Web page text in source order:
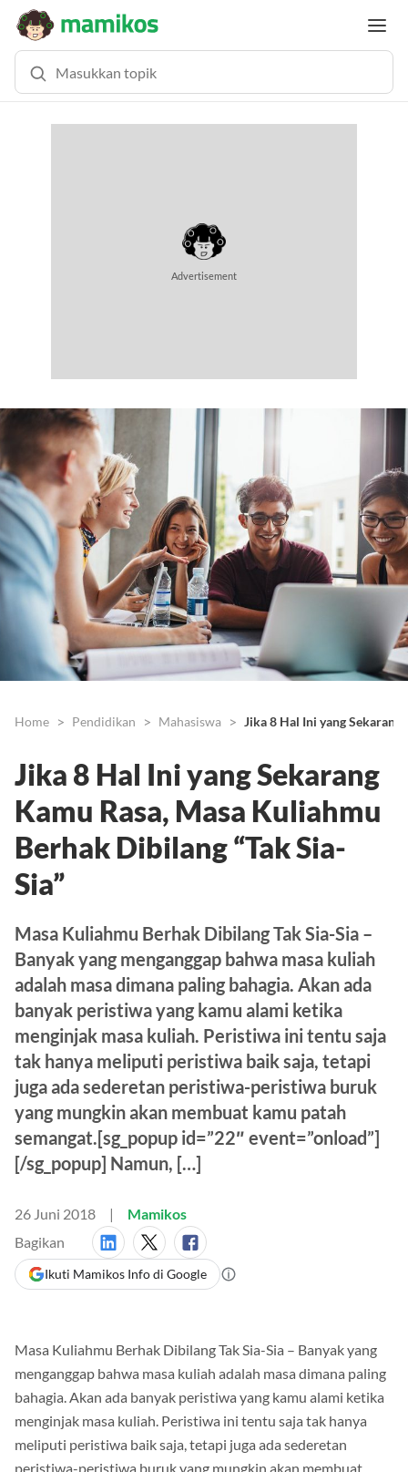
Jika 8 Hal Ini yang Sekarang
Kamu Rasa, Masa Kuliahmu
Berhak Dibilang “Tak Sia-
Sia”
Masa Kuliahmu Berhak Dibilang Tak Sia-Sia –
Banyak yang menganggap bahwa masa kuliah
adalah masa dimana paling bahagia. Akan ada
banyak peristiwa yang kamu alami ketika
menginjak masa kuliah. Peristiwa ini tentu saja
tak hanya meliputi peristiwa baik saja, tetapi
juga ada sederetan peristiwa-peristiwa buruk
yang mungkin akan membuat kamu patah
semangat.[sg_popup id=”22″ event=”onload”]
[/sg_popup] Namun, […]
26 Juni 2018
Mamikos
Bagikan
Ikuti Mamikos Info di Google
Masa Kuliahmu Berhak Dibilang Tak Sia-Sia – Banyak yang
menganggap bahwa masa kuliah adalah masa dimana paling
bahagia. Akan ada banyak peristiwa yang kamu alami ketika
menginjak masa kuliah. Peristiwa ini tentu saja tak hanya
meliputi peristiwa baik saja, tetapi juga ada sederetan